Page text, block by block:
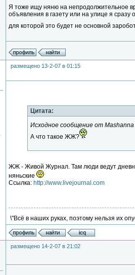
Я тоже ищу няню на непродолжительное
объявления в газету или на улице я сразу
для которой это будет не основной
размещено 13-2-07 в 01:15
Цитата:
Исходное сообщение от Mashanna
А что такое ЖЖ?
ЖЖ - Живой Журнал. Там люди ведут
няньские
Ссылка: http://www.livejournal.com
\"Всё в наших руках, поэтому нельзя их
размещено 14-2-07 в 21:02